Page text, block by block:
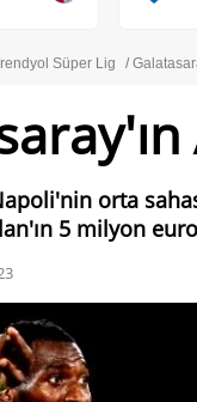
Süper Lig
orta
5 milyon